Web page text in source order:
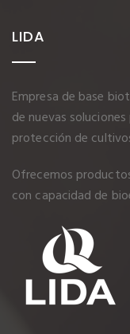
LIDA
Empresa de base
de nuevas
protección de
Ofrecemos
con capacidad de